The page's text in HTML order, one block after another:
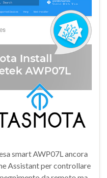
smart AWP07L ancora
Assistant per controllare